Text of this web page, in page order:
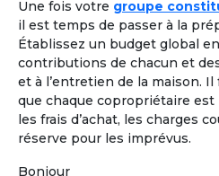
Une fois votre groupe
il est temps de passer à la
Établissez un budget global
contributions de chacun et
et à l’entretien de la maison.
que chaque copropriétaire
les frais d’achat, les charges
réserve pour les imprévus.
Bonjour
Pays ?
Localisation par ville,
Ville, département,